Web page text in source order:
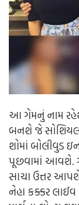
આ ગેમનું નામ
બનશે જે સોશિયલ
શોમાં બોલીવુડ
પૂછવામાં આવશે.
સાચા ઉત્તર
નેહા કક્કર